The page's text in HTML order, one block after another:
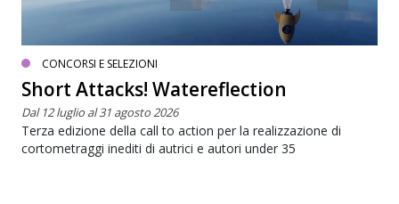
CONCORSI E SELEZIONI
Short Attacks! Watereflection
Dal 12 luglio al 31 agosto 2026
Terza edizione della call to action per la realizzazione di
cortometraggi inediti di autrici e autori under 35